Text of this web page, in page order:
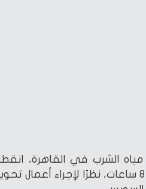
الشرب في القاهرة،